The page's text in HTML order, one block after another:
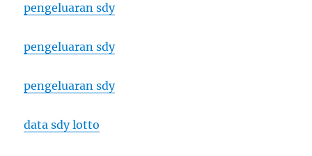
pengeluaran sdy
pengeluaran sdy
pengeluaran sdy
data sdy lotto